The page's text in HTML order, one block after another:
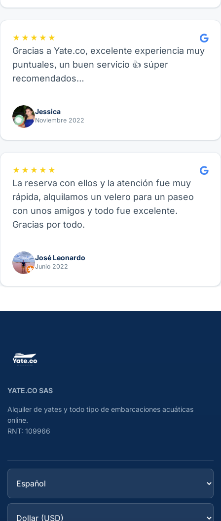
★★★★★
Gracias a Yate.co, excelente experiencia muy
puntuales, un buen servicio 👍 súper
recomendados…
Jessica
Noviembre 2022
★★★★★
La reserva con ellos y la atención fue muy
rápida, alquilamos un velero para un paseo
con unos amigos y todo fue excelente.
Gracias por todo.
José Leonardo
Junio 2022
YATE.CO SAS
Alquiler de yates y todo tipo de embarcaciones acuáticas
online.
RNT: 109966